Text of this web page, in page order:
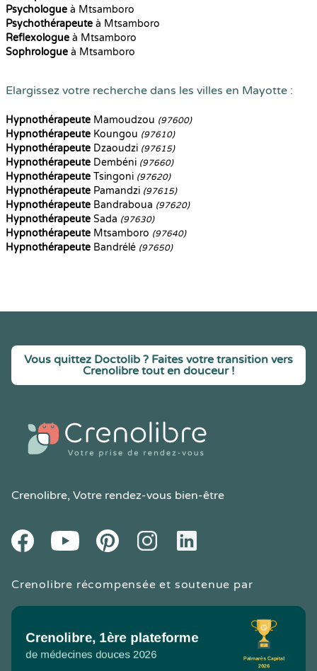
Psychologue à Mtsamboro
Psychothérapeute à Mtsamboro
Reflexologue à Mtsamboro
Sophrologue à Mtsamboro
Elargissez votre recherche dans les villes en Mayotte :
Hypnothérapeute Mamoudzou (97600)
Hypnothérapeute Koungou (97610)
Hypnothérapeute Dzaoudzi (97615)
Hypnothérapeute Dembéni (97660)
Hypnothérapeute Tsingoni (97620)
Hypnothérapeute Pamandzi (97615)
Hypnothérapeute Bandraboua (97620)
Hypnothérapeute Sada (97630)
Hypnothérapeute Mtsamboro (97640)
Hypnothérapeute Bandrélé (97650)
Vous quittez Doctolib ? Faites votre transition vers
Crenolibre tout en douceur !
Crenolibre, Votre rendez-vous bien-être
FacebookYoutube PinteresetInstagramLinkedIn
Crenolibre récompensée et soutenue par